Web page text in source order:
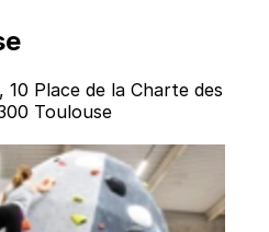
Place de la Charte des
Toulouse